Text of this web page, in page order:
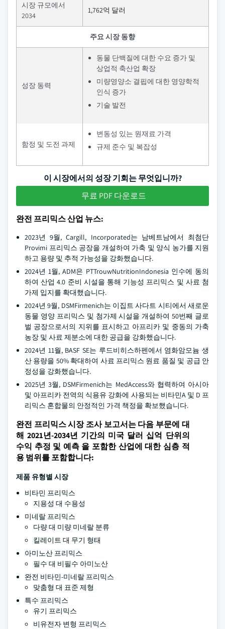
시장 규모에서
2034
1,762억 달러
주요 시장 동향
성장 동력
동물 단백질에 대한 수요 증가 및
상업적 축산업 확장
미량영양소 결핍에 대한 영양학적
인식 증가
기술 발전
함정 및 도전 과제
변동성 있는 원재료 가격
규제 준수 및 복잡성
이 시장에서의 성장 기회는 무엇입니까?
무료 PDF 다운로드
완전 프리믹스 산업 뉴스:
2023년 9월, Cargill, Incorporated는 남베트남에서 최첨단
Provimi 프리믹스 공장을 개설하여 가축 및 양식 농가를 지원
하고 용량 및 추적 가능성을 강화했습니다.
2024년 1월, ADM은 PTTrouwNutritionIndonesia 인수에 동의
하여 산업 4.0 준비 시설을 통해 기능성 프리믹스 및 사료 첨
가제 입지를 확대했습니다.
2024년 9월, DSMFirmenich는 이집트 사다트 시티에서 새로운
동물 영양 프리믹스 및 첨가제 시설을 개설하여 50번째 글로
벌 공장으로서의 지위를 표시하고 아프리카 및 중동의 가축
농장 및 사료 제분소에 대한 공급을 강화했습니다.
2024년 11월, BASF SE는 루드비히스하펜에서 염화암모늄 생
산 용량을 50% 확대하여 사료 프리믹스 원료 품질 및 공급 안
정성을 강화했습니다.
2025년 3월, DSMFirmenich는 MedAccess와 협력하여 아시아
및 아프리카 전역의 식용유 강화에 사용되는 비타민A 및 D 프
리믹스 혼합물의 안정적인 가격 책정을 확보했습니다.
완전 프리믹스 시장 조사 보고서는 다음 부문에 대
해 2021년-2034년 기간의 미국 달러 십억 단위의
수익 추정 및 예측 을 포함한 산업에 대한 심층 적
용 범위를 포함합니다:
제품 유형별 시장
비타민 프리믹스
지용성 대 수용성
미네랄 프리믹스
다량 대 미량 미네랄 분류
킬레이트 대 무기 형태
아미노산 프리믹스
필수 대 비필수 아미노산
완전 비타민-미네랄 프리믹스
맞춤형 대 표준 제형
특수 프리믹스
유기 프리믹스
비유전자 변형 프리믹스